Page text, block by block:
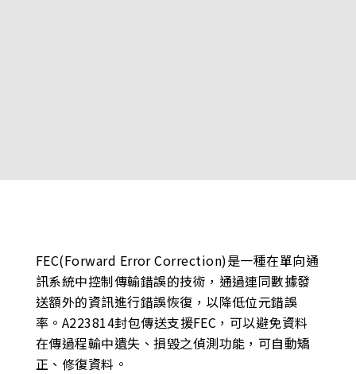
FEC(Forward Error Correction)是一種在單向通
訊系統中控制傳輸錯誤的技術，通過連同數據發
送額外的資訊進行錯誤恢復，以降低位元錯誤
率。A223814封包傳送支援FEC，可以避免資料
在傳過程輸中遺失、損毀之偵測功能，可自動矯
正、修復資料。